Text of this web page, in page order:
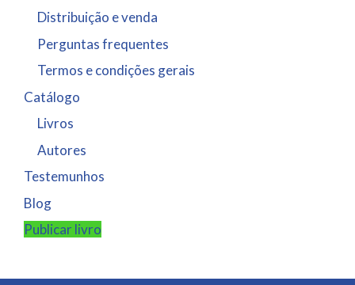
Distribuição e venda
Perguntas frequentes
Termos e condições gerais
Catálogo
Livros
Autores
Testemunhos
Blog
Publicar livro